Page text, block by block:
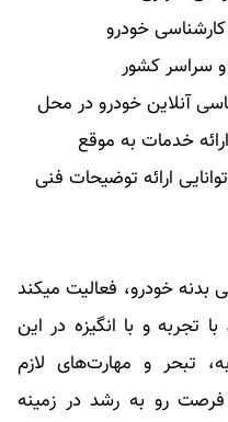
خودرو
و سراسر کشور
آنلاین خودرو در محل
خدمات به موقع
ارائه توضیحات فنی
بدنه خودرو، فعالیت میکند
تجربه و با انگیزه در این
تبحر و مهارت‌های لازم
فرصت رو به رشد در زمینه